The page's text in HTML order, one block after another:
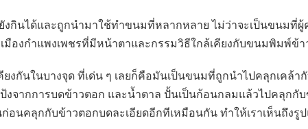
กินได้และถูกนำมาใช้ทำขนมที่หลากหลาย ไม่ว่าจะเป็นขนมที่
องกำแพงเพชรที่มีหน้าตาและกรรมวิธีใกล้เคียงกับขนมพิมพ์ข้
กันในบางจุด ที่เด่น ๆ เลยก็คือมันเป็นขนมที่ถูกนำไปคลุกเคล้
จากการบดข้าวตอก และน้ำตาล ปั้นเป็นก้อนกลมแล้วไปคลุก
อนคลุกกับข้าวตอกบดละเอียดอีกทีเหมือนกัน ทำให้เราเห็นถึง